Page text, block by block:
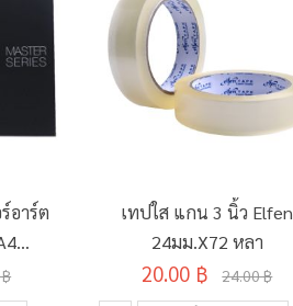
อาร์ต
เทปใส แกน 3 นิ้ว Elfen
24มม.x72 หลา
20.00 ฿ 24.00 ฿